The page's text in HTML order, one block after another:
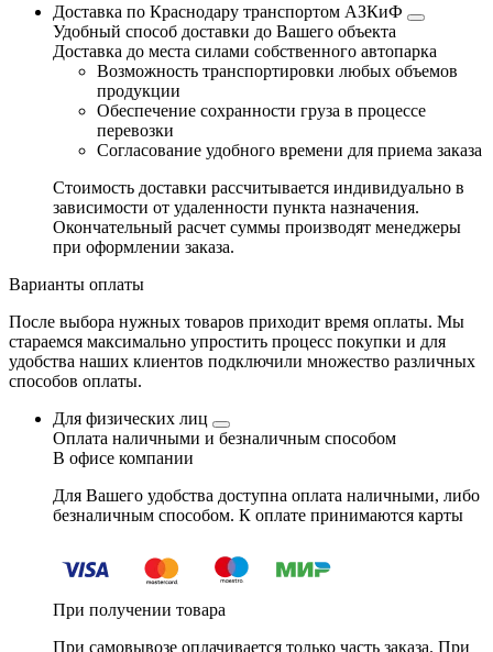
Доставка по Краснодару транспортом АЗКиФ
Удобный способ доставки до Вашего объекта
Доставка до места силами собственного автопарка
Возможность транспортировки любых объемов
продукции
Обеспечение сохранности груза в процессе
перевозки
Согласование удобного времени для приема заказа
Стоимость доставки рассчитывается индивидуально в
зависимости от удаленности пункта назначения.
Окончательный расчет суммы производят менеджеры
при оформлении заказа.
Варианты оплаты
После выбора нужных товаров приходит время оплаты. Мы
стараемся максимально упростить процесс покупки и для
удобства наших клиентов подключили множество различных
способов оплаты.
Для физических лиц
Оплата наличными и безналичным способом
В офисе компании
Для Вашего удобства доступна оплата наличными, либо
безналичным способом. К оплате принимаются карты
При получении товара
При самовывозе оплачивается только часть заказа. При